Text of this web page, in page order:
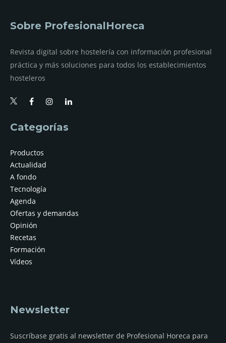
Sobre ProfesionalHoreca
Revista digital sobre hostelería con información profesional
práctica y más soluciones para todos los establecimientos
hosteleros
Categorías
Productos
Actualidad
A fondo
Tecnología
Agenda
Ofertas y demandas
Opinión
Recetas
Formación
Vídeos
Newsletter
Suscríbase gratis al newsletter de Profesional Horeca para